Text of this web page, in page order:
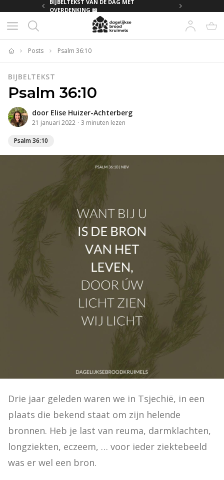
BIJBELTEKST VAN DE DAG MET
OVERDENKING 📖
Home
Posts Psalm 36:10
BIJBELTEKST
Psalm 36:10
door Elise Huizer-Achterberg
21 januari 2022 · 3 minuten lezen
Psalm 36:10
Drie jaar geleden waren we in Tsjechië, in een
plaats die bekend staat om zijn helende
bronnen. Heb je last van reuma, darmklachten,
longziekten, eczeem, … voor ieder ziektebeeld
was er wel een bron.